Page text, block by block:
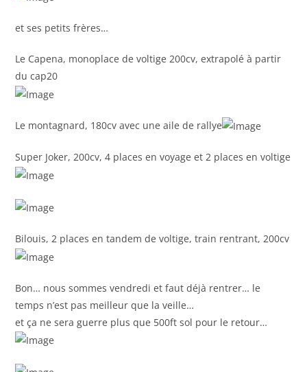
et ses petits frères…
Le Capena, monoplace de voltige 200cv, extrapolé à partir
du cap20
Le montagnard, 180cv avec une aile de rallye
Super Joker, 200cv, 4 places en voyage et 2 places en voltige
Bilouis, 2 places en tandem de voltige, train rentrant, 200cv
Bon… nous sommes vendredi et faut déjà rentrer… le
temps n’est pas meilleur que la veille…
et ça ne sera guerre plus que 500ft sol pour le retour…